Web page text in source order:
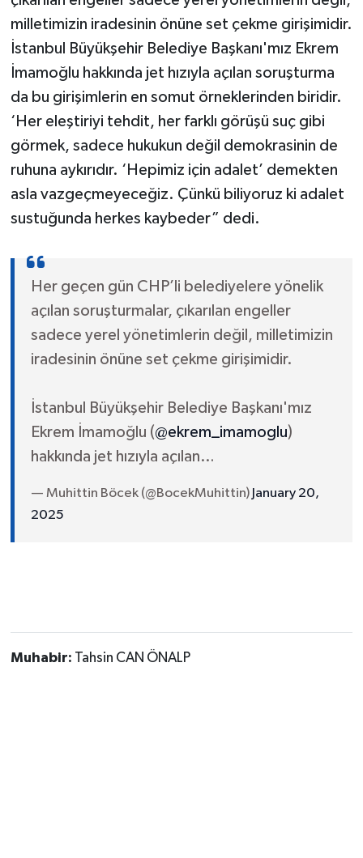
milletimizin iradesinin önüne set çekme girişimidir.
İstanbul Büyükşehir Belediye Başkanı'mız Ekrem
İmamoğlu hakkında jet hızıyla açılan soruşturma
da bu girişimlerin en somut örneklerinden biridir.
‘Her eleştiriyi tehdit, her farklı görüşü suç gibi
görmek, sadece hukukun değil demokrasinin de
ruhuna aykırıdır. ‘Hepimiz için adalet’ demekten
asla vazgeçmeyeceğiz. Çünkü biliyoruz ki adalet
sustuğunda herkes kaybeder” dedi.
Her geçen gün CHP’li belediyelere yönelik
açılan soruşturmalar, çıkarılan engeller
sadece yerel yönetimlerin değil, milletimizin
iradesinin önüne set çekme girişimidir.
İstanbul Büyükşehir Belediye Başkanı'mız
Ekrem İmamoğlu (@ekrem_imamoglu)
hakkında jet hızıyla açılan…
— Muhittin Böcek (@BocekMuhittin) January 20,
2025
Muhabir: Tahsin CAN ÖNALP